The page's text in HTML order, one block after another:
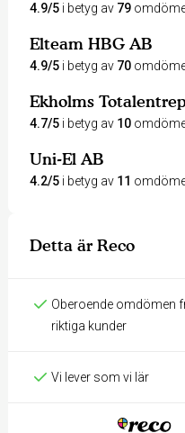
4.9/5 i betyg av 79
Elteam HBG AB
4.9/5 i betyg av 70
Ekholms
4.7/5 i betyg av 10
Uni-El AB
4.2/5 i betyg av 11
Detta är Reco
Oberoende omdömen
riktiga kunder
Vi lever som vi lär